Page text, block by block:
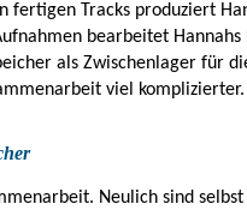
fertigen Tracks produziert
bearbeitet
als Zwischenlager für
viel komplizierter.
Neulich sind